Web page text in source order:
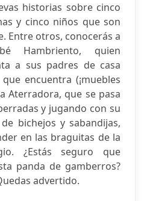
historias sobre cinco
y cinco niños que son
Entre otros, conocerás a
Hambriento, quien
a sus padres de casa
encuentra (¡muebles
Aterradora, que se pasa
y jugando con su
bichejos y sabandijas,
en las braguitas de la
¿Estás seguro que
panda de gamberros?
advertido.